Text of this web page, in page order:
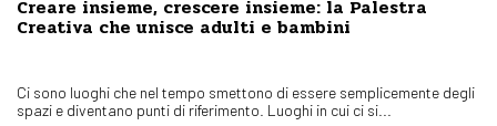
Creare insieme, crescere insieme: la Palestra
Creativa che unisce adulti e bambini
Ci sono luoghi che nel tempo smettono di essere semplicemente degli
spazi e diventano punti di riferimento. Luoghi in cui ci si...